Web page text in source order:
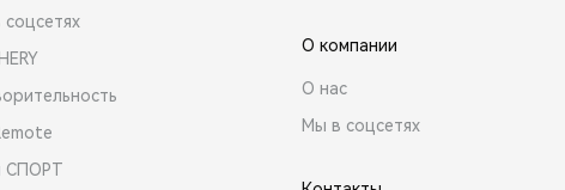
соцсетях
СПОРТ
О компании
О нас
Мы в соцсетях